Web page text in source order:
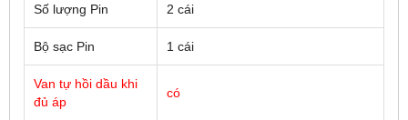
Số lượng Pin 2 cái
Bộ sạc Pin 1 cái
Van tự hồi dầu khi
đủ áp
có